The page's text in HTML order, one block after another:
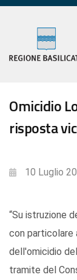
Omicidio
risposta
10 Luglio
“Su istruzione
con particolare
dell'omicidio
tramite del